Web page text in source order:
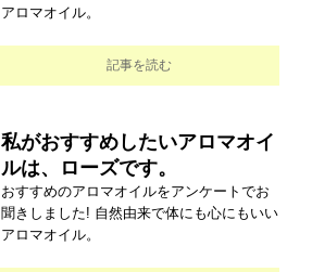
アロマオイル。
記事を読む
私がおすすめしたいアロマオイ
ルは、ローズです。
おすすめのアロマオイルをアンケートでお
聞きしました! 自然由来で体にも心にもいい
アロマオイル。